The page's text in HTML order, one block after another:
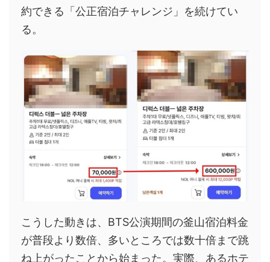
約できる「公正宿泊チャレンジ」を続けてい
る。
こうした動きは、BTS公演期間の釜山宿泊料金
が普段より数倍、多いところでは数十倍まで跳
ね上がったことから始まった。実際、あるホテ